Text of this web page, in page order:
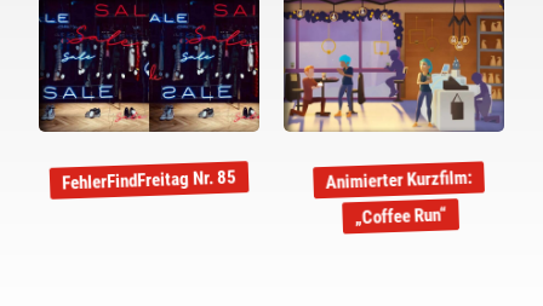
FehlerFindFreitag Nr. 85 Animierter Kurzfilm:
„Coffee Run“